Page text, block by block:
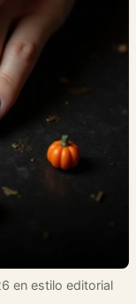
en estilo editorial